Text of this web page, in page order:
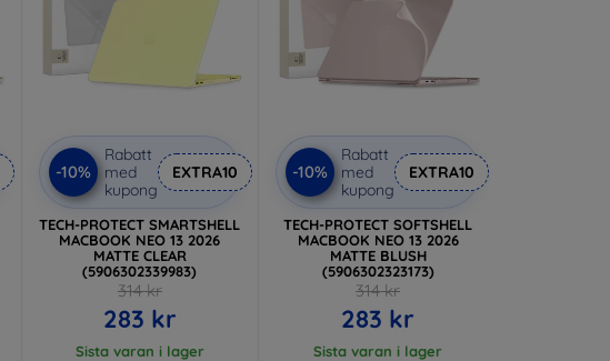
-10%
Rabatt
med
kupong
EXTRA10
TECH-PROTECT SMARTSHELL
MACBOOK NEO 13 2026
MATTE CLEAR
(5906302339983)
314 kr
283 kr
Sista varan i lager
-10%
Rabatt
med
kupong
EXTRA10
TECH-PROTECT SOFTSHELL
MACBOOK NEO 13 2026
MATTE BLUSH
(5906302323173)
314 kr
283 kr
Sista varan i lager